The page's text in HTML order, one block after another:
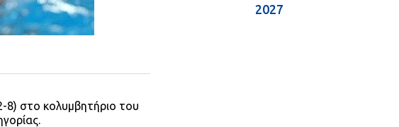
8) στο κολυμβητήριο του
2027